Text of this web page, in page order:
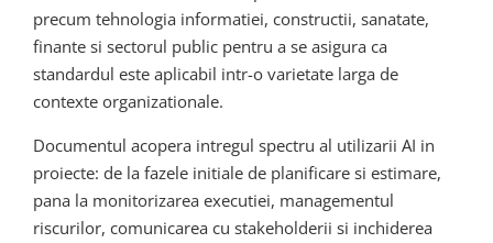
precum tehnologia informatiei, constructii, sanatate,
finante si sectorul public pentru a se asigura ca
standardul este aplicabil intr-o varietate larga de
contexte organizationale.
Documentul acopera intregul spectru al utilizarii AI in
proiecte: de la fazele initiale de planificare si estimare,
pana la monitorizarea executiei, managementul
riscurilor, comunicarea cu stakeholderii si inchiderea